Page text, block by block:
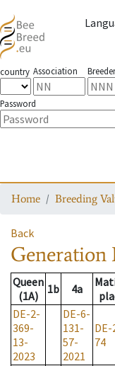
country Association
Password
Home Breeding
Back
Generation
Queen
(1A)
1b 4a
DE-2-
369-
13-
2023
DE-6-
131-
57-
2021
DE-
74